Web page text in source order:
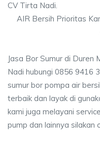
CV Tirta Nadi.
AIR Bersih Prioritas
Jasa Bor Sumur di Duren
Nadi hubungi 0856 9416
sumur bor pompa air
terbaik dan layak di
kami juga melayani
pump dan lainnya silakan